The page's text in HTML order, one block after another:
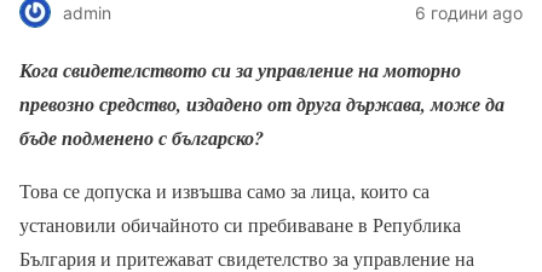
admin 6 години ago
Кога свидетелството си за управление на моторно
превозно средство, издадено от друга държава, може да
бъде подменено с българско?
Това се допуска и извъшва само за лица, които са
установили обичайното си пребиваванев Република
България и притежават свидетелство за управление на